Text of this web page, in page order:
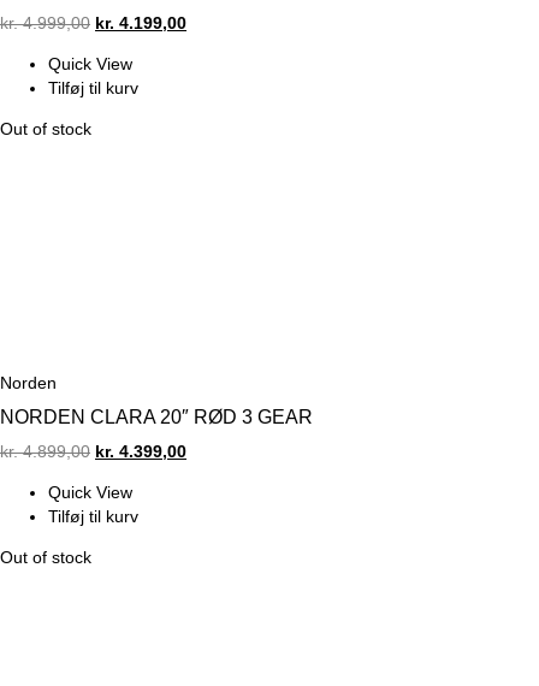
kr.4.999,00 Original
was:
kr. 4.999,00.
kr. 4.199,00Current
Quick View
Tilføj til kurv
Out of stock
Norden
NORDEN CLARA 20″ RØD 3 GEAR
kr.4.899,00 Original
was:
kr. 4.899,00.
kr. 4.399,00Current
Quick View
Tilføj til kurv
Out of stock